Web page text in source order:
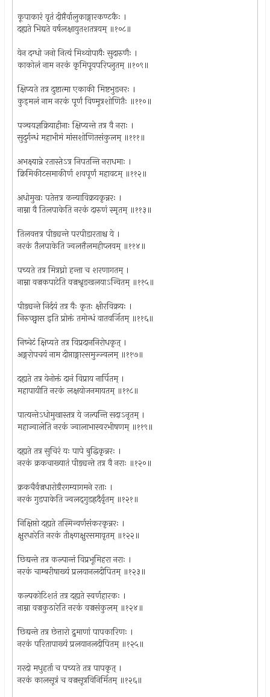
कूपाकारं वृतं दीप्तैर्वालुकाङ्गारकण्टकैः ।
दह्यते भिद्यते वर्षलक्षायुतशतत्रयम् ॥१०८॥
येन दग्धो जनो नित्यं मिथ्योपायैः सुदारुणैः ।
काकोलं नाम नरकं कृमिपूयपरिप्लुतम् ॥१०९॥
क्षिप्यते तत्र दुष्टात्मा एकाकी मिष्टभुङनरः ।
कुड्मलं नाम नरकं पूर्णं विण्मूत्रशोणितैः ॥११०॥
पञ्चयज्ञक्रियाहीनाः क्षिप्यन्ते तत्र वै नराः ।
सुदुर्गन्धं महाभीमं मांसशोणितसंकुलम् ॥१११॥
अभक्ष्यान्ने रतास्तेऽत्र निपतन्ति नराधमाः ।
क्रिमिकीटसमाकीर्ण शवपूर्णं महावटम् ॥११२॥
अधोमुखः पतेत्तत्र कन्याविक्रयकृन्नरः ।
नाम्ना वै तिलपाकेति नरकं दारुणं स्मृतम् ॥११३॥
तिलवत्तत्र पीड्यन्ते परपीडारताश्च ये ।
नरकं तैलपाकेति ज्वलत्तैलमहीप्लवम् ॥११४॥
पच्यते तत्र मित्रघ्नो हन्ता च शरणागतम् ।
नाम्ना वज्रकपाटेति वज्रश्रृङखलयाऽन्वितम् ॥११५॥
पीड्यन्ते निर्दयं तत्र यैः कृतः क्षीरविक्रयः ।
निरुच्छ्वास इति प्रोक्तं तमोन्धं वातवर्जितम् ॥११६॥
निष्चेटं क्षिप्यते तत्र विप्रदाननिरोधकृत् ।
अङ्गरोपचयं नाम दीप्ताङ्गारसमुज्ज्वलम् ॥११७॥
दह्यते तत्र येनोक्तं दानं विप्राय नार्पितम् ।
महापायीति नरकं लक्षयोजनमायतम् ॥११८॥
पात्यन्तेऽधोमुखास्तत्र ये जल्पन्ति सदाऽनृतम् ।
महाज्वालेति नरकं ज्वालाभास्वरभीषणम् ॥११९॥
दह्यते तत्र सुचिरं यः पापे बुद्धिकृन्नरः ।
नरकं क्रकचाख्यातं पीड्यन्ते तत्र वै नराः ॥१२०॥
क्रकचैर्वज्रधारोग्रैरगम्यागमने रताः ।
नरकं गुडपाकेति ज्वलद्‌गुडह्रदैर्वृतम् ॥१२१॥
निक्षिप्तो दह्यते तस्मिन्वर्णसंकरकृन्नरः ।
क्षुरधारेति नरकं तीक्ष्णक्षुरसमावृतम् ॥१२२॥
छिद्यन्ते तत्र कल्पान्तं विप्रभूमिहरा नराः ।
नरकं चाम्बरीषाख्यं प्रलयानलदीपितम् ॥१२३॥
कल्पकोटिशतं तत्र दह्यते स्वर्णहारकः ।
नाम्ना वज्रकुठारेति नरकं वज्रसंकुलम् ॥१२४॥
छिद्यन्ते तत्र छेत्तारो द्रुमाणां पापकारिणः ।
नरकं परितापाख्यं प्रलयानलदीपितम् ॥१२५॥
गरदो मधुहर्ता च पच्यते तत्र पापकृत् ।
नरकं कालसूत्रं च वज्रसूत्रविनिर्मितम् ॥१२६॥